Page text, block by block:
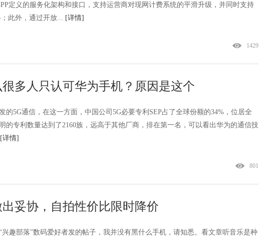
定义的服务化架构和接口，支持运营商对现网计费系统的平滑升级，并同时支持
此外，通过开放... [详情]
1429
多人只认可华为手机？原因是这个
的5G通信，在这一方面，中国公司5G必要专利SEP占了全球份额的34%，位居全
的专利数量达到了2160族，远高于其他厂商，排在第一名，可以看出华为的通信技
[详情]
801
妥协，自拍性价比限时降价
趣部落”数码爱好者发的帖子，我并没有黑什么手机，请知悉。看文章听音乐是种